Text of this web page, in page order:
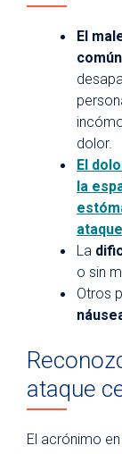
El
común
dolor.
El
la
La
o sin
Otros
ataque
El acrónimo